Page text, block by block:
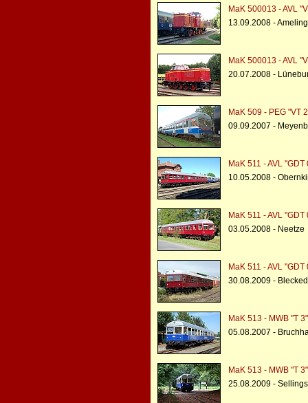
MaK 500013 - AVL
13.09.2008 -
MaK 500013 - AVL
20.07.2008 -
MaK 509 - PEG "VT
09.09.2007 -
MaK 511 - AVL "GDT
10.05.2008 -
MaK 511 - AVL "GDT
03.05.2008 - Neetze
MaK 511 - AVL "GDT
30.08.2009 -
MaK 513 - MWB "T 3"
05.08.2007 -
MaK 513 - MWB "T 3"
25.08.2009 -